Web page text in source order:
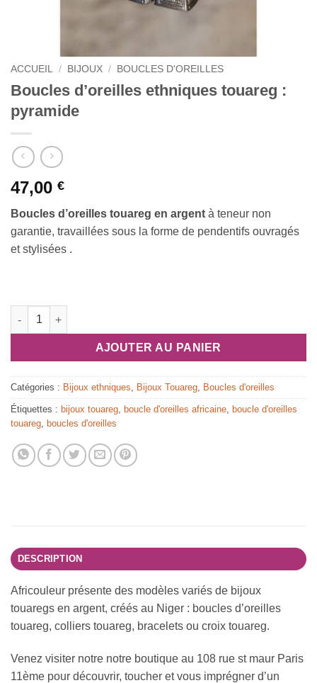
ACCUEIL / BIJOUX / BOUCLES D'OREILLES
Boucles d’oreilles ethniques touareg :
pyramide
47,00 €
Boucles d’oreilles touareg en argent à teneur non
garantie, travaillées sous la forme de pendentifs ouvragés
et stylisées .
quantité de Boucles d’oreilles ethniques touareg : pyramide
AJOUTER AU PANIER
Catégories : Bijoux ethniques Bijoux Touareg Boucles d'oreilles
Étiquettes : bijoux touareg boucle d'oreilles africaine
boucle d'oreilles
touareg
boucles d'oreilles
DESCRIPTION
Africouleur présente des modèles variés de bijoux
touaregs en argent, créés au Niger : boucles d’oreilles
touareg, colliers touareg, bracelets ou croix touareg.
Venez visiter notre notre boutique au 108 rue st maur Paris
11ème pour découvrir, toucher et vous imprégner d’un